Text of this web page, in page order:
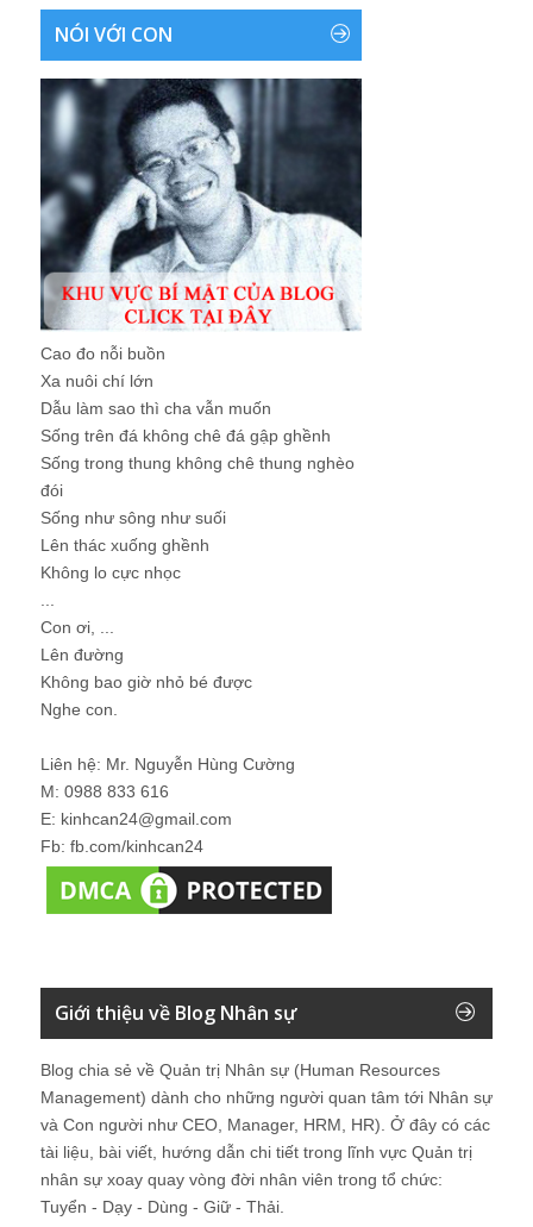
NÓI VỚI CON
Cao đo nỗi buồn
Xa nuôi chí lớn
Dẫu làm sao thì cha vẫn muốn
Sống trên đá không chê đá gập ghềnh
Sống trong thung không chê thung nghèo
đói
Sống như sông như suối
Lên thác xuống ghềnh
Không lo cực nhọc
...
Con ơi, ...
Lên đường
Không bao giờ nhỏ bé được
Nghe con.
Liên hệ: Mr. Nguyễn Hùng Cường
M: 0988 833 616
E: kinhcan24@gmail.com
Fb: fb.com/kinhcan24
Giới thiệu về Blog Nhân sự
Blog chia sẻ về Quản trị Nhân sự (Human Resources
Management) dành cho những người quan tâm tới Nhân sự
và Con người như CEO, Manager, HRM, HR). Ở đây có các
tài liệu, bài viết, hướng dẫn chi tiết trong lĩnh vực Quản trị
nhân sự xoay quay vòng đời nhân viên trong tổ chức:
Tuyển - Dạy - Dùng - Giữ - Thải.